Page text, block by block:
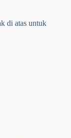
di atas untuk